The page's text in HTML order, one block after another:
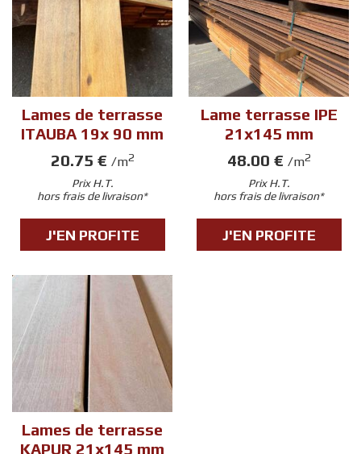
Lames de terrasse
ITAUBA 19x 90 mm
20.75 € /m2
Prix H.T.
hors frais de livraison*
J'EN PROFITE
Lame terrasse IPE
21x145 mm
48.00 € /m2
Prix H.T.
hors frais de livraison*
J'EN PROFITE
Lames de terrasse
KAPUR 21x145 mm